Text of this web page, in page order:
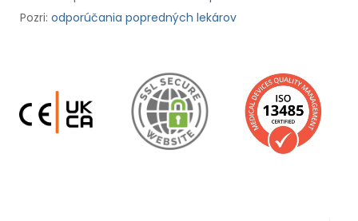
Pozri: odporúčania popredných lekárov